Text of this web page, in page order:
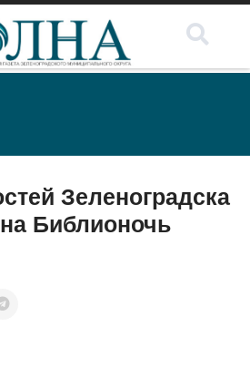
Зеленоградска
Библионочь